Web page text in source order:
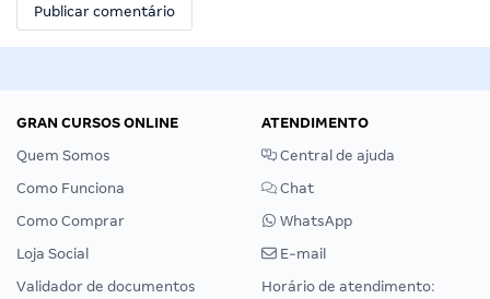
GRAN CURSOS ONLINE
Quem Somos
Como Funciona
Como Comprar
Loja Social
Validador de documentos
ATENDIMENTO
Central de ajuda
Chat
WhatsApp
E-mail
Horário de atendimento: